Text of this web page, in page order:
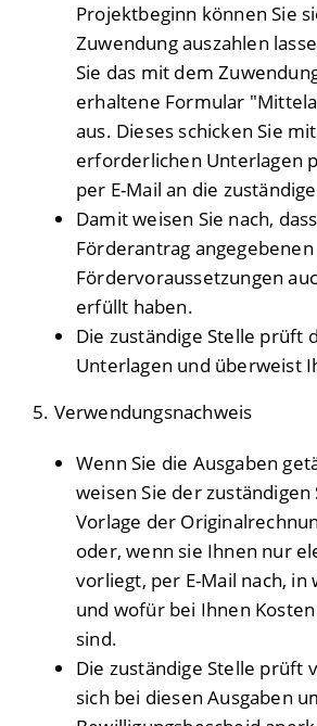
Projektbeginn können Sie
Zuwendung auszahlen
Sie das mit dem
erhaltene Formular
aus. Dieses schicken Sie
erforderlichen Unterlagen
per E-Mail an die
Damit weisen Sie nach,
Förderantrag angegebenen
Fördervoraussetzungen
erfüllt haben.
Die zuständige Stelle prüft
Unterlagen und überweist
5. Verwendungsnachweis
Wenn Sie die Ausgaben
weisen Sie der zuständigen
Vorlage der
oder, wenn sie Ihnen nur
vorliegt, per E-Mail nach, in
und wofür bei Ihnen
sind.
Die zuständige Stelle prüft
sich bei diesen Ausgaben